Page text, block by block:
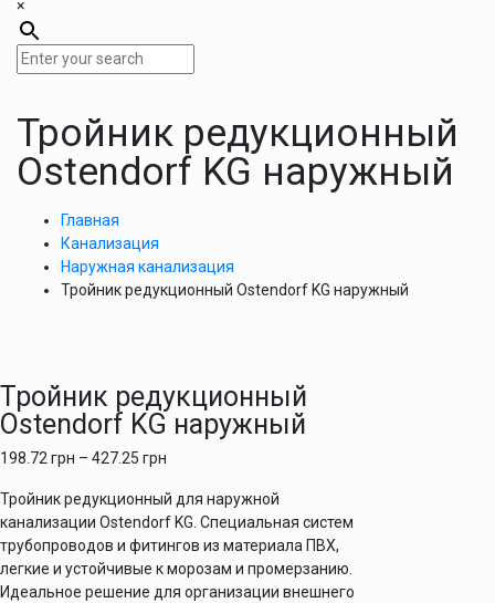
×
Тройник редукционный
Ostendorf KG наружный
Главная
Канализация
Наружная канализация
Тройник редукционный Ostendorf KG наружный
Тройник редукционный
Ostendorf KG наружный
198.72 грн – 427.25 грн
Тройник редукционный для наружной
канализации Ostendorf KG. Специальная систем
трубопроводов и фитингов из материала ПВХ,
легкие и устойчивые к морозам и промерзанию.
Идеальное решение для организации внешнего